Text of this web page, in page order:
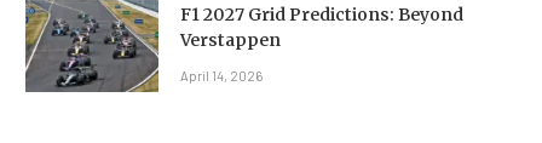
F1 2027 Grid Predictions: Beyond
Verstappen
April 14, 2026